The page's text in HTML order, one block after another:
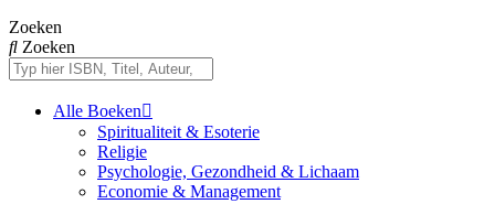
Zoeken
Zoeken
Alle Boeken
Spiritualiteit & Esoterie
Religie
Psychologie, Gezondheid & Lichaam
Economie & Management